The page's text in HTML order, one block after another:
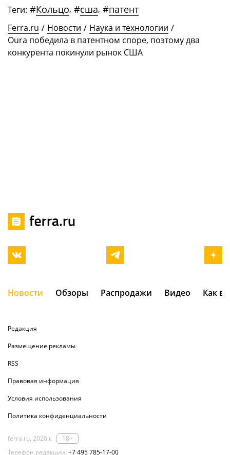
Теги: #Кольцо, #сша, #патент
Ferra.ru / Новости / Наука и технологии /
Oura победила в патентном споре, поэтому два
конкурента покинули рынок США
Новости Обзоры Распродажи Видео Как
Редакция
Размещение рекламы
RSS
Правовая информация
Условия использования
Политика конфиденциальности
ferra.ru, 2026 г.
18+
Телефон редакции: +7 495 785-17-00